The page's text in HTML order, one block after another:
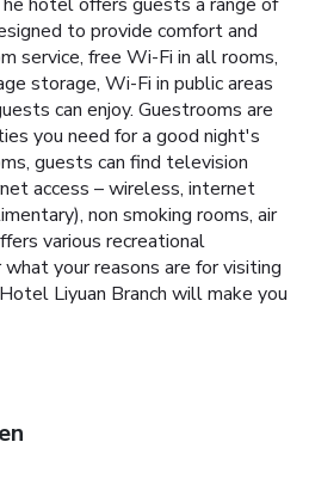
to provide comfort and
service, free Wi-Fi in all rooms,
storage, Wi-Fi in public areas
can enjoy. Guestrooms are
you need for a good night's
guests can find television
access – wireless, internet
non smoking rooms, air
various recreational
your reasons are for visiting
Liyuan Branch will make you